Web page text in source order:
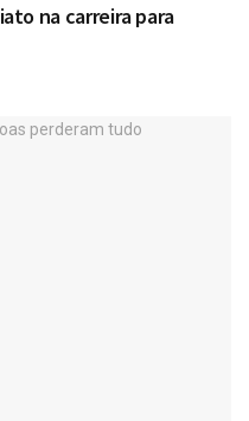
na carreira para